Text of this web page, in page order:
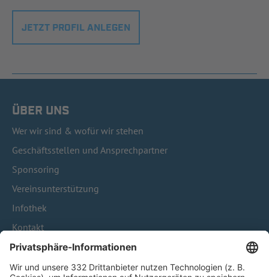
JETZT PROFIL ANLEGEN
ÜBER UNS
Wer wir sind & wofür wir stehen
Geschäftsstellen und Ansprechpartner
Sponsoring
Vereinsunterstützung
Infothek
Kontakt
HÄUFIG BESUCHTE SEITEN